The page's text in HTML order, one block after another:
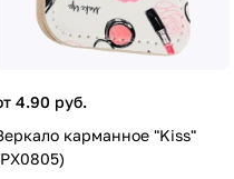
4.90 руб.
карманное "Kiss"